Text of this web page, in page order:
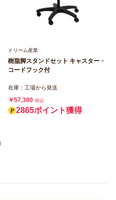
ドリーム産業
樹脂脚スタンドセット キャスター・
コードフック付
在庫：工場から発送
￥57,300 税込
2865ポイント獲得